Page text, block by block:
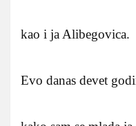
kao i ja Alibegovica.
Evo danas devet